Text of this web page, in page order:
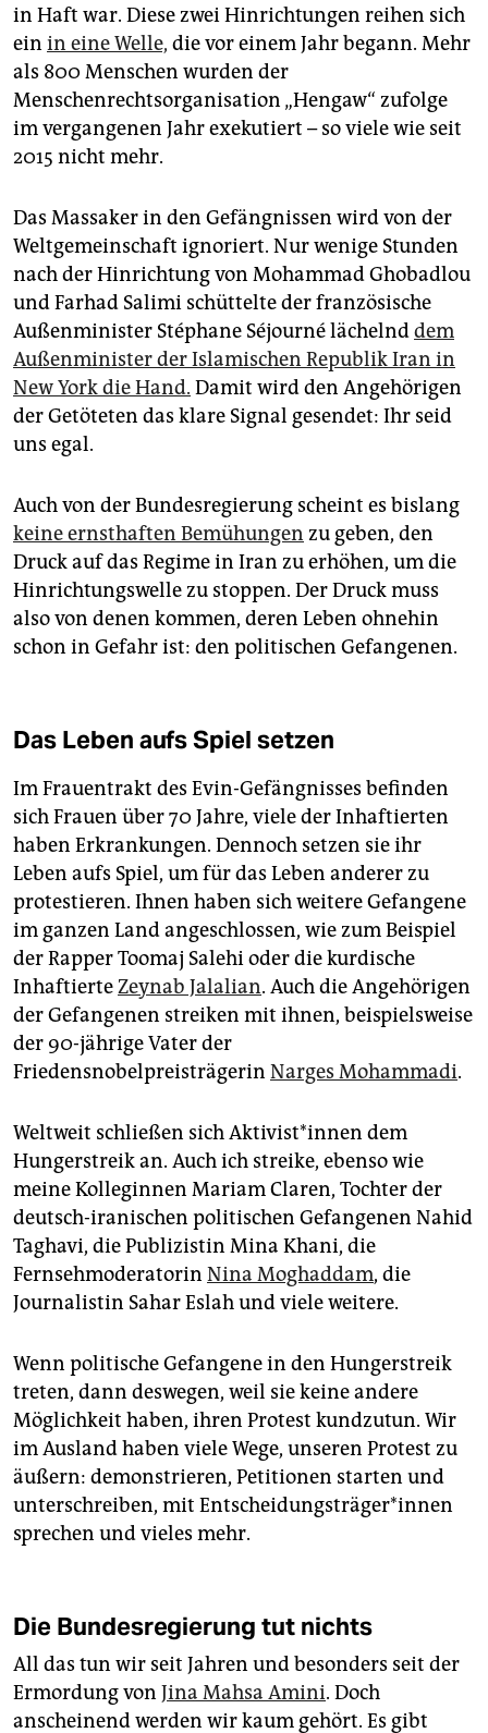
in Haft war. Diese zwei Hinrichtungen reihen sich
ein in eine Welle, die vor einem Jahr begann. Mehr
als 800 Menschen wurden der
Menschenrechtsorganisation „Hengaw“ zufolge
im vergangenen Jahr exekutiert – so viele wie seit
2015 nicht mehr.
Das Massaker in den Gefängnissen wird von der
Weltgemeinschaft ignoriert. Nur wenige Stunden
nach der Hinrichtung von Mohammad Ghobadlou
und Farhad Salimi schüttelte der französische
Außenminister Stéphane Séjourné lächelnddem
Außenminister der Islamischen Republik Iran in
New York die Hand. Damit wird den Angehörigen
der Getöteten das klare Signal gesendet: Ihr seid
uns egal.
Auch von der Bundesregierung scheint es bislang
keine ernsthaften Bemühungen zu geben, den
Druck auf das Regime in Iran zu erhöhen, um die
Hinrichtungswelle zu stoppen. Der Druck muss
also von denen kommen, deren Leben ohnehin
schon in Gefahr ist: den politischen Gefangenen.
Das Leben aufs Spiel setzen
Im Frauentrakt des Evin-Gefängnisses befinden
sich Frauen über 70 Jahre, viele der Inhaftierten
haben Erkrankungen. Dennoch setzen sie ihr
Leben aufs Spiel, um für das Leben anderer zu
protestieren. Ihnen haben sich weitere Gefangene
im ganzen Land angeschlossen, wie zum Beispiel
der Rapper Toomaj Salehi oder die kurdische
InhaftierteZeynab Jalalian. Auch die Angehörigen
der Gefangenen streiken mit ihnen, beispielsweise
der 90-jährige Vater der
Friedensnobelpreisträgerin Narges Mohammadi.
Weltweit schließen sich Ak­ti­vis­t*in­nen dem
Hungerstreik an. Auch ich streike, ebenso wie
meine Kolleginnen Mariam Claren, Tochter der
deutsch-iranischen politischen Gefangenen Nahid
Taghavi, die Publizistin Mina Khani, die
Fernsehmoderatorin Nina Moghaddam, die
Journalistin Sahar Eslah und viele weitere.
Wenn politische Gefangene in den Hungerstreik
treten, dann deswegen, weil sie keine andere
Möglichkeit haben, ihren Protest kundzutun. Wir
im Ausland haben viele Wege, unseren Protest zu
äußern: demonstrieren, Petitionen starten und
unterschreiben, mit Ent­schei­dungs­trä­ge­r*in­nen
sprechen und vieles mehr.
Die Bundesregierung tut nichts
All das tun wir seit Jahren und besonders seit der
Ermordung von Jina Mahsa Amini. Doch
anscheinend werden wir kaum gehört. Es gibt